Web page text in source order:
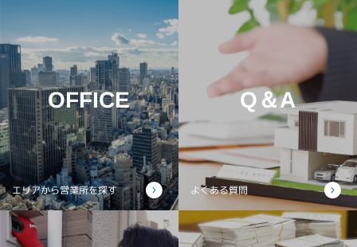
OFFICE
エリアから営業所を探す
Q＆A
よくある質問